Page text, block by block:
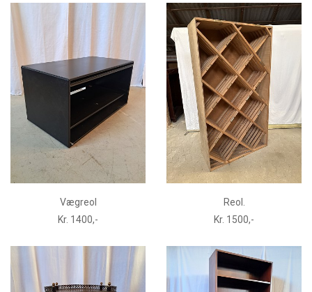
Vægreol
Kr. 1400,-
Reol.
Kr. 1500,-